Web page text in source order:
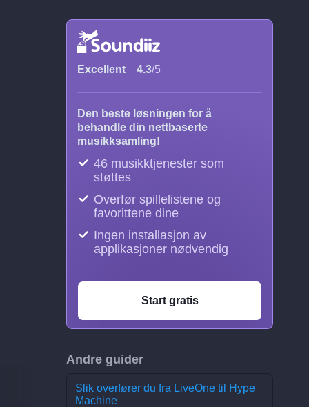
Excellent 4.3/5
Den beste løsningen for å
behandle din nettbaserte
musikksamling!
46 musikktjenester som
støttes
Overfør spillelistene og
favorittene dine
Ingen installasjon av
applikasjoner nødvendig
Start gratis
Andre guider
Slik overfører du fra LiveOne til Hype
Machine